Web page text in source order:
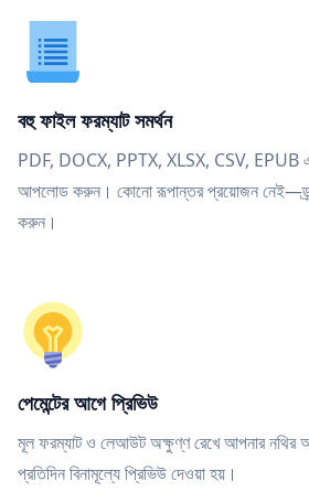
বহু ফাইল ফরম্যাট সমর্থন
PDF, DOCX, PPTX, XLSX, CSV, EPUB
আপলোড করুন। কোনো রূপান্তর প্রয়োজন
করুন।
পেমেন্টের আগে প্রিভিউ
মূল ফরম্যাট ও লেআউট অক্ষুণ্ণ রেখে আপনার নথির
প্রতিদিন বিনামূল্যে প্রিভিউ দেওয়া হয়।